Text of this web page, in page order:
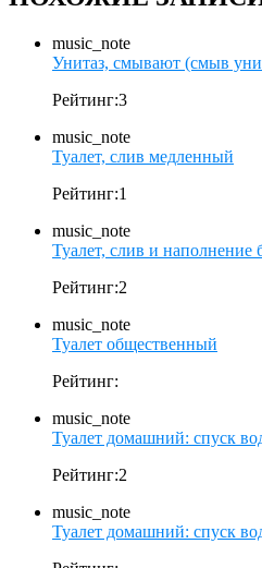
music_note
Унитаз, смывают (смыв
Рейтинг:3
music_note
Туалет, слив медленный
Рейтинг:1
music_note
Туалет, слив и наполнение
Рейтинг:2
music_note
Туалет общественный
Рейтинг:
music_note
Туалет домашний: спуск
Рейтинг:2
music_note
Туалет домашний: спуск